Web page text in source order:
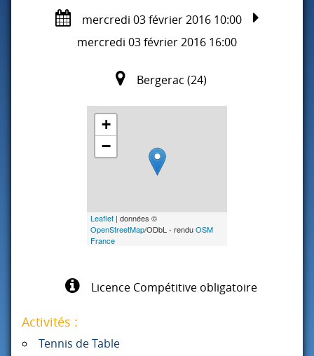
mercredi 03 février 2016 10:00
mercredi 03 février 2016 16:00
Bergerac (24)
+
−
Leaflet | données ©
OpenStreetMap/ODbL - renduOSM
France
Licence Compétitive obligatoire
Activités :
Tennis de Table